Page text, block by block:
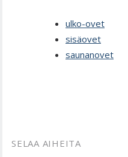
ulko-ovet
sisäovet
saunanovet
SELAA AIHEITA